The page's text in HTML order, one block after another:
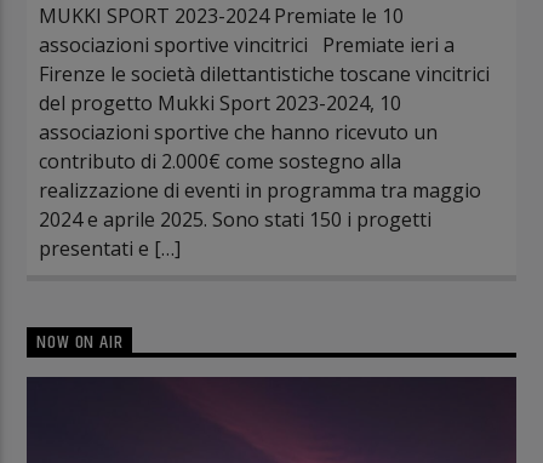
MUKKI SPORT 2023-2024 Premiate le 10
associazioni sportive vincitrici Premiate ieri a
Firenze le società dilettantistiche toscane vincitrici
del progetto Mukki Sport 2023-2024, 10
associazioni sportive che hanno ricevuto un
contributo di 2.000€ come sostegno alla
realizzazione di eventi in programma tra maggio
2024 e aprile 2025. Sono stati 150 i progetti
presentati e […]
NOW ON AIR